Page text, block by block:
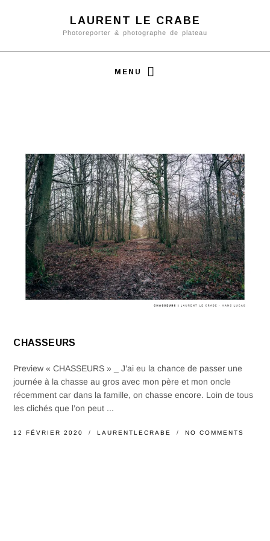
LAURENT LE CRABE
Photoreporter & photographe de plateau
MENU
CHASSEURS
Preview « CHASSEURS » _ J’ai eu la chance de passer une
journée à la chasse au gros avec mon père et mon oncle
récemment car dans la famille, on chasse encore. Loin de tous
les clichés que l’on peut ...
12 FÉVRIER 2020 LAURENTLECRABE NO COMMENTS